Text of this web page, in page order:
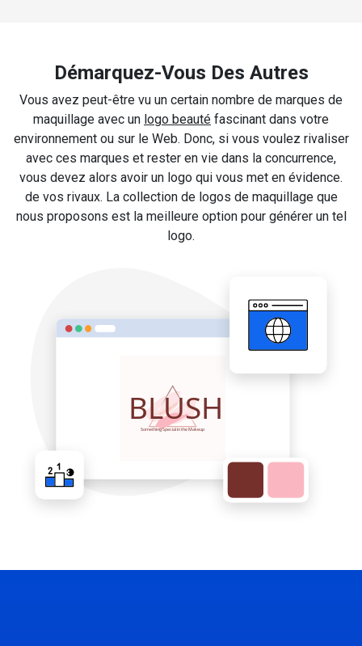
Démarquez-Vous Des Autres
Vous avez peut-être vu un certain nombre de marques de
maquillage avec un logo beauté fascinant dans votre
environnement ou sur le Web. Donc, si vous voulez rivaliser
avec ces marques et rester en vie dans la concurrence,
vous devez alors avoir un logo qui vous met en évidence.
de vos rivaux. La collection de logos de maquillage que
nous proposons est la meilleure option pour générer un tel
logo.